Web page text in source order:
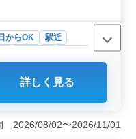
からOK
駅近
ート
の働きやすい環境＞
支援する環境です。実
者も歓迎されま
詳しく見る
2026/08/02〜2026/11/01